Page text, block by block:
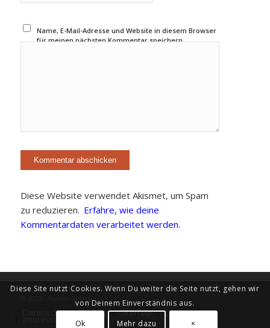
Name, E-Mail-Adresse und Website in diesem Browser
für meinen nächsten Kommentar speichern.
Diese Website verwendet Akismet, um Spam
zu reduzieren. Erfahre, wie deine
Kommentardaten verarbeitet werden.
© 2025 - Rainer Böttchers
Datenschutzerklärung Sitemap Diary
Diese Site nutzt Cookies. Wenn Du weiter die Seite nutzt, gehen wir
von Deinem Einverständnis aus.
Ok
Mehr dazu ×